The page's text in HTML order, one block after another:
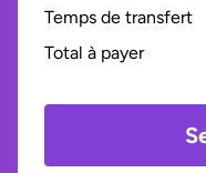
Temps de transfert
Total à payer